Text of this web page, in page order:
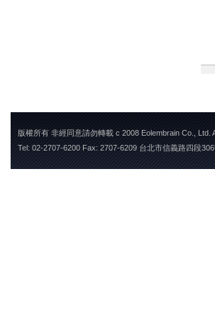
版權所有 非經同意請勿轉載 c 2008 Eolembrain Co.,
Tel: 02-2707-6200 Fax: 2707-6209 台北市信義路四段